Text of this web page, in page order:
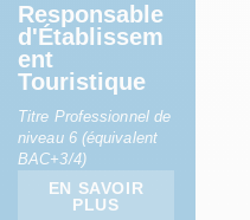
Responsable
d'Établissem
ent
Touristique
Titre Professionnel de
niveau 6 (équivalent
BAC+3/4)
EN SAVOIR
PLUS